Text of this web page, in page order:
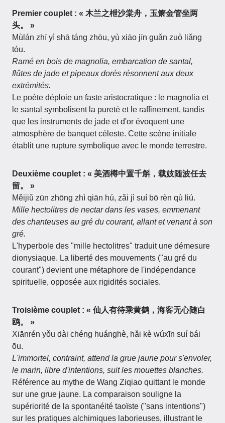
Premier couplet : « 木兰之枻沙棠舟，玉箫金管坐两
头。 »
Mùlán zhī yì shā táng zhōu, yù xiāo jīn guǎn zuò liǎng
tóu.
Ramé en bois de magnolia, embarcation de santal,
flûtes de jade et pipeaux dorés résonnent aux deux
extrémités.
Le poète déploie un faste aristocratique : le magnolia et
le santal symbolisent la pureté et le raffinement, tandis
que les instruments de jade et d'or évoquent une
atmosphère de banquet céleste. Cette scène initiale
établit une rupture symbolique avec le monde terrestre.
Deuxième couplet : « 美酒樽中置千斛，载妓随波任去
留。 »
Měijiǔ zūn zhōng zhì qiān hú, zǎi jì suí bō rèn qù liú.
Mille hectolitres de nectar dans les vases, emmenant
des chanteuses au gré du courant, allant et venant à son
gré.
L'hyperbole des "mille hectolitres" traduit une démesure
dionysiaque. La liberté des mouvements ("au gré du
courant") devient une métaphore de l'indépendance
spirituelle, opposée aux rigidités sociales.
Troisième couplet : « 仙人有待乘黄鹤，海客无心随白
鸥。 »
Xiānrén yǒu dài chéng huánghè, hǎi kè wúxīn suí bái
ōu.
L'immortel, contraint, attend la grue jaune pour s'envoler,
le marin, libre d'intentions, suit les mouettes blanches.
Référence au mythe de Wang Ziqiao quittant le monde
sur une grue jaune. La comparaison souligne la
supériorité de la spontanéité taoïste ("sans intentions")
sur les pratiques alchimiques laborieuses, illustrant le